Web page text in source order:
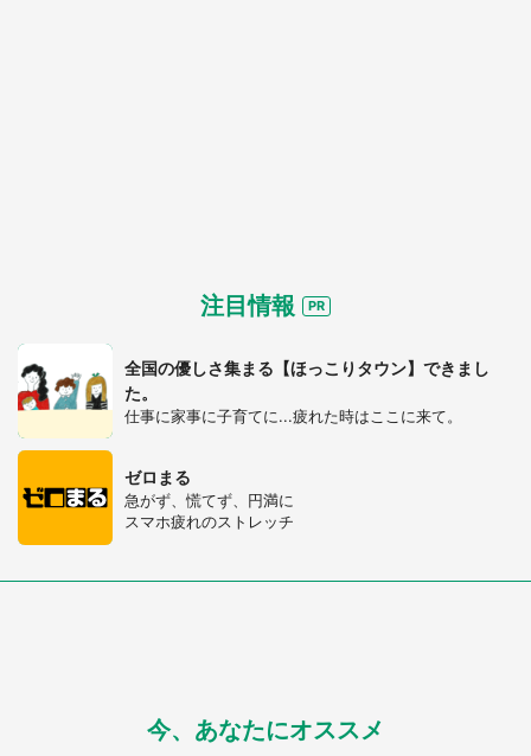
都道府選択
注目情報
全国の優しさ集まる【ほっこりタウン】できまし
た。
仕事に家事に子育てに...疲れた時はここに来て。
ゼロまる
急がず、慌てず、円満に
スマホ疲れのストレッチ
今、あなたにオススメ